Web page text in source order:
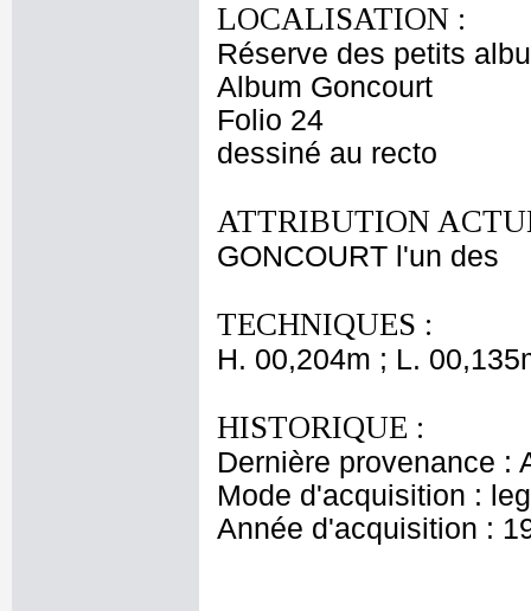
LOCALISATION :
Réserve des petits
Album Goncourt
Folio 24
dessiné au recto
ATTRIBUTION
GONCOURT l'un des
TECHNIQUES :
H. 00,204m ; L.
HISTORIQUE :
Dernière provenance :
Mode d'acquisition :
Année d'acquisition :